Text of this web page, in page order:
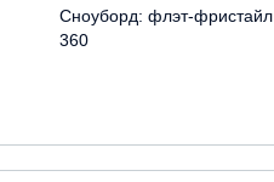
Сноуборд: флэт-фристайл
360